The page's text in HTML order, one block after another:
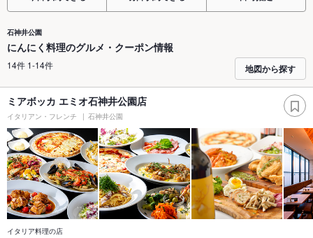
石神井公園
にんにく料理のグルメ・クーポン情報
14件 1-14件 地図から探す
ミアボッカ エミオ石神井公園店
イタリアン・フレンチ 石神井公園
イタリア料理の店